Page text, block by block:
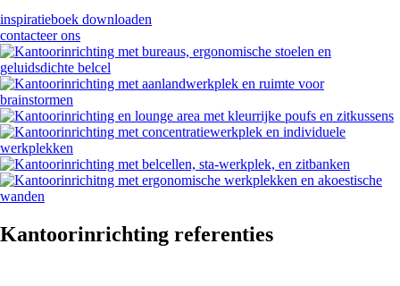
inspiratieboek downloaden
contacteer ons
Kantoorinrichting referenties